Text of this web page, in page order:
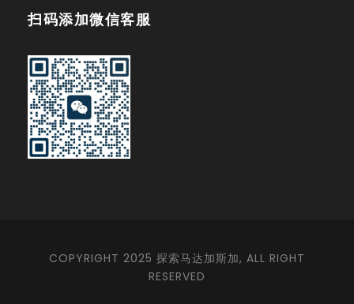
扫码添加微信客服
COPYRIGHT 2025 探索马达加斯加, ALL RIGHT
RESERVED